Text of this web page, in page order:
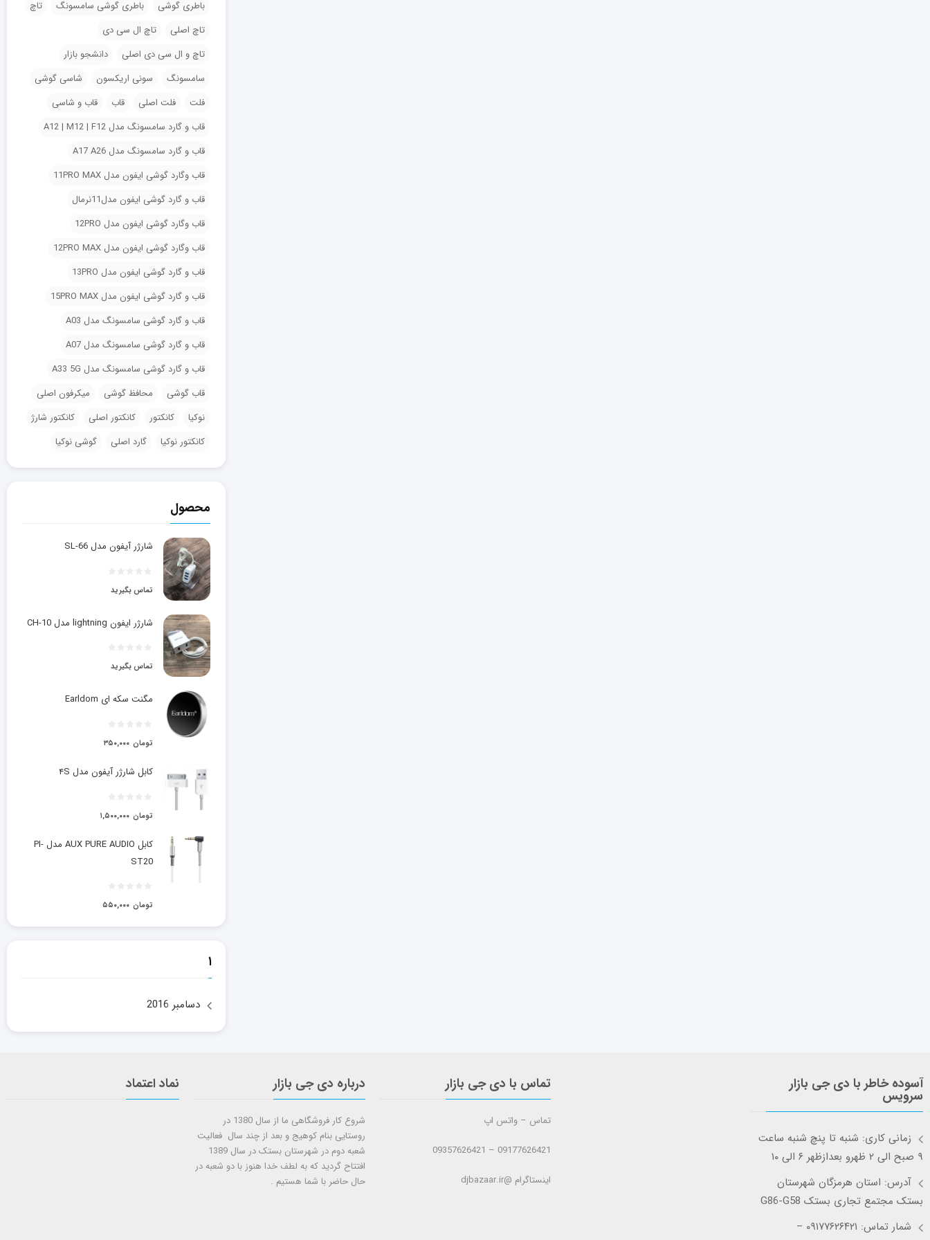
باطری گوشی
باطری گوشی سامسونگ
تاچ
تاچ اصلی
تاچ ال سی دی
تاچ و ال سی دی اصلی
دانشجو بازار
سامسونگ
سونی اریکسون
شاسی گوشی
فلت
فلت اصلی قاب
قاب و شاسی
قاب و گارد سامسونگ مدل A12 | M12 | F12
قاب و گارد سامسونگ مدل A17 A26
قاب وگارد گوشی ایفون مدل 11PRO MAX
قاب و گارد گوشی ایفون مدل11نرمال
قاب وگارد گوشی ایفون مدل 12PRO
قاب وگارد گوشی ایفون مدل 12PRO MAX
قاب و گارد گوشی ایفون مدل 13PRO
قاب و گارد گوشی ایفون مدل 15PRO MAX
قاب و گارد گوشی سامسونگ مدل A03
قاب و گارد گوشی سامسونگ مدل A07
قاب و گارد گوشی سامسونگ مدل A33 5G
قاب گوشی
محافظ گوشی
میکرفون اصلی
نوکیا
کانکتور کانکتور اصلی
کانکتور شارژ
کانکتور نوکیا
گارد اصلی گوشی نوکیا
محصول
شارژر آیفون مدل SL-66
تماس بگیرید
شارژر ایفون lightning مدل CH-10
تماس بگیرید
مگنت سکه ای Earldom
۳۵۰,۰۰۰ تومان
کابل شارژر آیفون مدل ۴S
۱,۵۰۰,۰۰۰ تومان
کابل AUX PURE AUDIO مدل PI-
ST20
۵۵۰,۰۰۰ تومان
۱
دسامبر 2016
آسوده خاطر با دی جی بازار
سرویس
زمانی کاری: شنبه تا پنچ شنبه ساعت
۹ صبح الی ۲ ظهرو بعدازظهر ۶ الی ۱۰
آدرس: استان هرمزگان شهرستان
بستک مجتمع تجاری بستک G86-G58
شمار تماس: ۰۹۱۷۷۶۲۶۴۲۱ –
تماس با دی جی بازار
تماس – واتس اپ
09177626421 – 09357626421
اینستاگرام @djbazaar.ir
درباره دی جی بازار
شروع کار فروشگاهی ما از سال 1380 در
روستایی بنام کوهیج و بعد از چند سال فعالیت
شعبه دوم در شهرستان بستک در سال 1389
افتتاح گردید که به لطف خدا هنوز با دو شعبه در
حال حاضر با شما هستيم .
نماد اعتماد